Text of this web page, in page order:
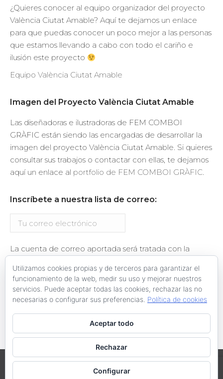
¿Quieres conocer al equipo organizador del proyecto
València Ciutat Amable? Aquí te dejamos un enlace
para que puedas conocer un poco mejor a las personas
que estamos llevando a cabo con todo el cariño e
ilusión este proyecto
Equipo València Ciutat Amable
Imagen del Proyecto València Ciutat Amable
Las diseñadoras e ilustradoras de FEM COMBOI
GRÀFIC están siendo las encargadas de desarrollar la
imagen del proyecto València Ciutat Amable. Si quieres
consultar sus trabajos o contactar con ellas, te dejamos
aquí un enlace al portfolio de FEM COMBOI GRÀFIC.
Inscríbete a nuestra lista de correo:
La cuenta de correo aportada será tratada con la
proyecto València Ciutat Amable. Se te enviará un
email de confirmación de la suscripción.
València en Bici-Acció Ecologista-Agró @ 2019
XV Congreso Ibérico "La Bicicleta y la Ciudad", III Encuentro de
Utilizamos cookies propias y de terceros para garantizar el
funcionamiento de la web, medir su uso y mejorar nuestros
servicios. Puede aceptar todas las cookies, rechazar las no
necesarias o configurar sus preferencias. Política de cookies
Aceptar todo
Rechazar
Configurar